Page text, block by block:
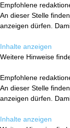
Empfohlene
An dieser Stelle
anzeigen dürfen.
Inhalte anzeigen
Weitere Hinweise
Empfohlene
An dieser Stelle
anzeigen dürfen.
Inhalte anzeigen